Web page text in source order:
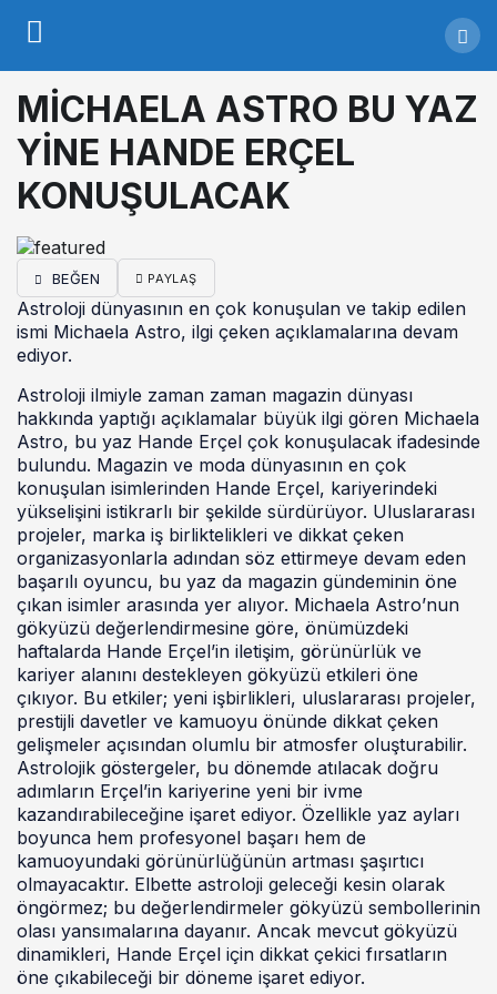
MİCHAELA ASTRO BU YAZ
YİNE HANDE ERÇEL
KONUŞULACAK
BEĞEN PAYLAŞ
Astroloji dünyasının en çok konuşulan ve takip edilen
ismi Michaela Astro, ilgi çeken açıklamalarına devam
ediyor.
Astroloji ilmiyle zaman zaman magazin dünyası
hakkında yaptığı açıklamalar büyük ilgi gören Michaela
Astro, bu yaz Hande Erçel çok konuşulacak ifadesinde
bulundu. Magazin ve moda dünyasının en çok
konuşulan isimlerinden Hande Erçel, kariyerindeki
yükselişini istikrarlı bir şekilde sürdürüyor. Uluslararası
projeler, marka iş birliktelikleri ve dikkat çeken
organizasyonlarla adından söz ettirmeye devam eden
başarılı oyuncu, bu yaz da magazin gündeminin öne
çıkan isimler arasında yer alıyor. Michaela Astro’nun
gökyüzü değerlendirmesine göre, önümüzdeki
haftalarda Hande Erçel’in iletişim, görünürlük ve
kariyer alanını destekleyen gökyüzü etkileri öne
çıkıyor. Bu etkiler; yeni işbirlikleri, uluslararası projeler,
prestijli davetler ve kamuoyu önünde dikkat çeken
gelişmeler açısından olumlu bir atmosfer oluşturabilir.
Astrolojik göstergeler, bu dönemde atılacak doğru
adımların Erçel’in kariyerine yeni bir ivme
kazandırabileceğine işaret ediyor. Özellikle yaz ayları
boyunca hem profesyonel başarı hem de
kamuoyundaki görünürlüğünün artması şaşırtıcı
olmayacaktır. Elbette astroloji geleceği kesin olarak
öngörmez; bu değerlendirmeler gökyüzü sembollerinin
olası yansımalarına dayanır. Ancak mevcut gökyüzü
dinamikleri, Hande Erçel için dikkat çekici fırsatların
öne çıkabileceği bir döneme işaret ediyor.